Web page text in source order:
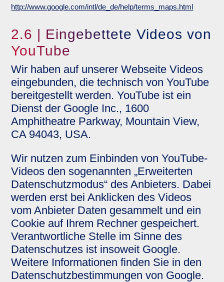
http://www.google.com/intl/de_de/help/terms_maps.html
2.6 | Eingebettete Videos von
YouTube
Wir haben auf unserer Webseite Videos
eingebunden, die technisch von YouTube
bereitgestellt werden. YouTube ist ein
Dienst der Google Inc., 1600
Amphitheatre Parkway, Mountain View,
CA 94043, USA.
Wir nutzen zum Einbinden von YouTube-
Videos den sogenannten „Erweiterten
Datenschutzmodus“ des Anbieters. Dabei
werden erst bei Anklicken des Videos
vom Anbieter Daten gesammelt und ein
Cookie auf Ihrem Rechner gespeichert.
Verantwortliche Stelle im Sinne des
Datenschutzes ist insoweit Google.
Weitere Informationen finden Sie in den
Datenschutzbestimmungen von Google.